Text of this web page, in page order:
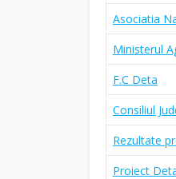
Asociatia
Ministerul
F.C Deta
Consiliul
Rezultate
Proiect